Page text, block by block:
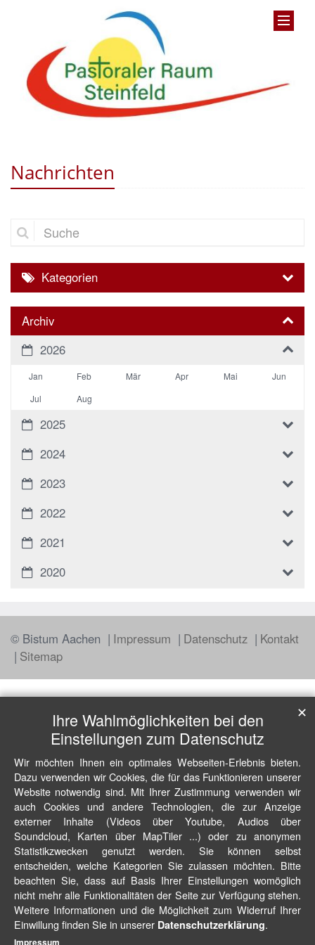
Nachrichten
Suche
Kategorien
Archiv
2026
Jan Feb Mär Apr Mai
Jun
Jul
Aug
2025
2024
2023
2022
2021
2020
© Bistum Aachen Impressum Datenschutz
Kontakt
Sitemap
Ihre Wahlmöglichkeiten bei den
Einstellungen zum Datenschutz
Wir möchten Ihnen ein optimales Webseiten-Erlebnis bieten.
Dazu verwenden wir Cookies, die für das Funktionieren unserer
Website notwendig sind. Mit Ihrer Zustimmung verwenden wir
auch Cookies und andere Technologien, die zur Anzeige
externer Inhalte (Videos über Youtube, Audios über
Soundcloud, Karten über MapTiler ...) oder zu anonymen
Statistikzwecken genutzt werden. Sie können selbst
entscheiden, welche Kategorien Sie zulassen möchten. Bitte
beachten Sie, dass auf Basis Ihrer Einstellungen womöglich
nicht mehr alle Funktionalitäten der Seite zur Verfügung stehen.
Weitere Informationen und die Möglichkeit zum Widerruf Ihrer
Einwillung finden Sie in unserer Datenschutzerklärung.
✕
Impressum